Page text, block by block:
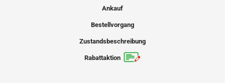
Ankauf
Bestellvorgang
Zustandsbeschreibung
Rabattaktion